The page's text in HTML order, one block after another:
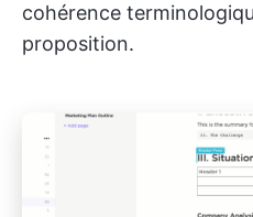
cohérence
proposition.